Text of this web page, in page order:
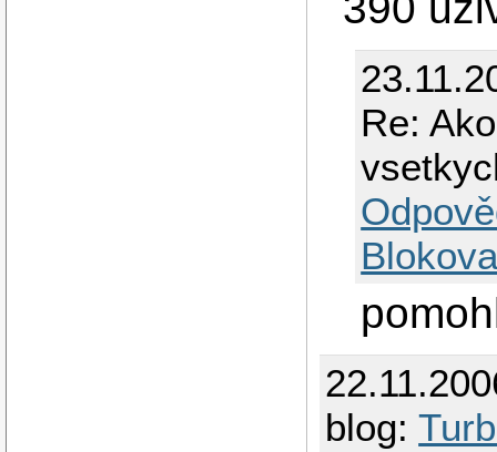
Re:
blog: